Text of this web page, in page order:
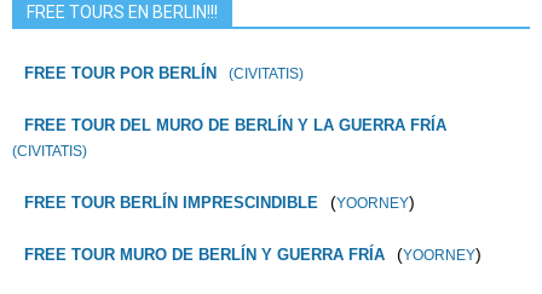
FREE TOURS EN BERLIN!!!
FREE TOUR POR BERLÍN (CIVITATIS)
FREE TOUR DEL MURO DE BERLÍN Y LA GUERRA FRÍA
(CIVITATIS)
FREE TOUR BERLÍN IMPRESCINDIBLE (YOORNEY)
FREE TOUR MURO DE BERLÍN Y GUERRA FRÍA (YOORNEY)